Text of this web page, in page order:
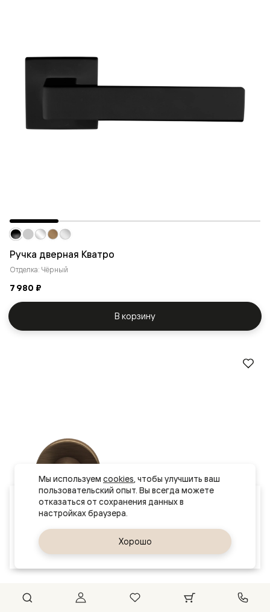
Ваш город
Хабаровск
Ручка дверная Кватро
Отделка: Чёрный
7 980 ₽
В корзину
Мы используем cookies, чтобы улучшить ваш
пользовательский опыт. Вы всегда можете
отказаться от сохранения данных в
Хорошо